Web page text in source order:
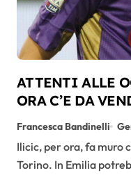
ATTENTI ALLE
ORA C’E DA
Francesca Bandinelli
Ilicic, per ora, fa muro col Bologna: lo sloveno punta al
Torino. In Emilia